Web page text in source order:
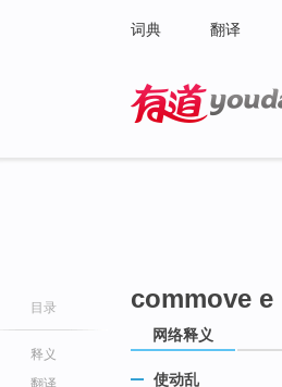
词典 翻译
目录
释义
翻译
commove e
网络释义
使动乱